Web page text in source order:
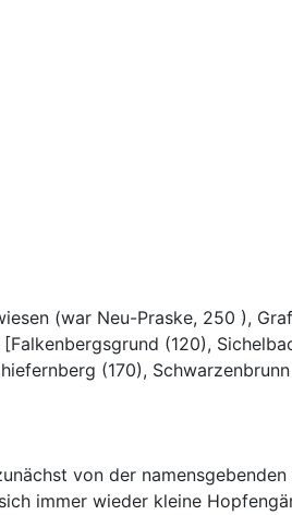
(war Neu-Praske, 250 ),
(120),
(170), Schwarzenbrunn
von der
immer wieder kleine